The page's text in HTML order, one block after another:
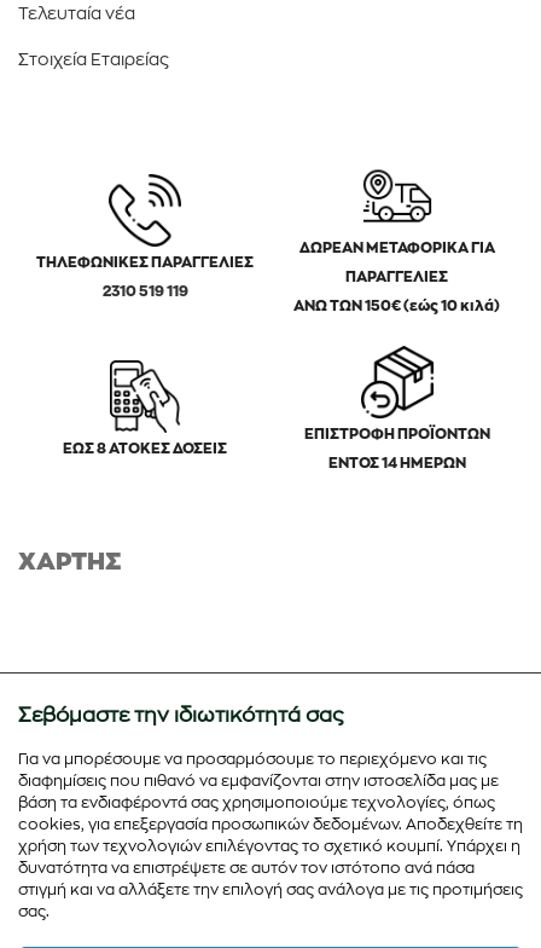
Τελευταία νέα
Στοιχεία Εταιρείας
ΤΗΛΕΦΩΝΙΚΕΣ ΠΑΡΑΓΓΕΛΙΕΣ
2310 519 119
ΔΩΡΕΑΝ ΜΕΤΑΦΟΡΙΚΑ ΓΙΑ
ΠΑΡΑΓΓΕΛΙΕΣ
ΑΝΩ ΤΩΝ 150€ (εώς 10 κιλά)
ΕΩΣ 8 ΑΤΟΚΕΣ ΔΟΣΕΙΣ
ΕΠΙΣΤΡΟΦΗ ΠΡΟΪΟΝΤΩΝ
ΕΝΤΟΣ 14 ΗΜΕΡΩΝ
ΧΑΡΤΗΣ
Σεβόμαστε την ιδιωτικότητά σας
Για να μπορέσουμε να προσαρμόσουμε το περιεχόμενο και τις
διαφημίσεις που πιθανό να εμφανίζονται στην ιστοσελίδα μας με
βάση τα ενδιαφέροντά σας χρησιμοποιούμε τεχνολογίες, όπως
cookies, για επεξεργασία προσωπικών δεδομένων. Αποδεχθείτε τη
χρήση των τεχνολογιών επιλέγοντας το σχετικό κουμπί. Υπάρχει η
δυνατότητα να επιστρέψετε σε αυτόν τον ιστότοπο ανά πάσα
στιγμή και να αλλάξετε την επιλογή σας ανάλογα με τις προτιμήσεις
σας.